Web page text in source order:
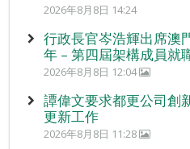
2026年8月8日 14:24
行政長官岑浩輝出席澳
年 – 第四屆架構成員就
2026年8月8日 12:04
譚偉文要求都更公司創
更新工作
2026年8月8日 11:28